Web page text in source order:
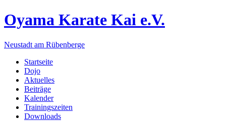
Oyama Karate Kai e.V.
Neustadt am Rübenberge
Startseite
Dojo
Aktuelles
Beiträge
Kalender
Trainingszeiten
Downloads